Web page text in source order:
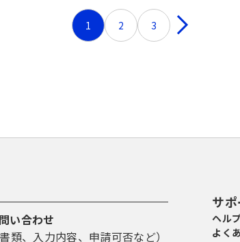
1 2 3
い合わせ
類、入力内容、申請可否など）
サ
ヘル
よく